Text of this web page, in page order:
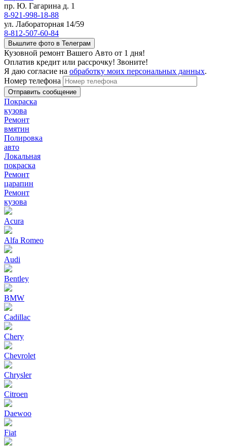
пр. Ю. Гагарина д. 1
8-921-998-18-88
ул. Лабораторная 14/59
8-812-507-60-84
Вышлите фото в Телеграм
Кузовной ремонт Вашего Авто от 1 дня!
Оплатив кредит или рассрочку! Звоните!
Я даю согласие на обработку моих персональных данных.
Номер телефона
Покраска
кузова
Ремонт
вмятин
Полировка
авто
Локальная
покраска
Ремонт
царапин
Ремонт
кузова
Acura
Alfa Romeo
Audi
Bentley
BMW
Cadillac
Chery
Chevrolet
Chrysler
Citroen
Daewoo
Fiat